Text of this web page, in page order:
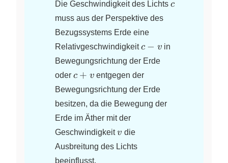
Die Geschwindigkeit des Lichts c
c
muss aus der Perspektive des
Bezugssystems Erde eine
Relativgeschwindigkeitc-
v
c − v in
Bewegungsrichtung der Erde
oder c+v
c + v entgegen der
Bewegungsrichtung der Erde
besitzen, da die Bewegung der
Erde im Äther mit der
Geschwindigkeitv
v die
Ausbreitung des Lichts
beeinflusst.